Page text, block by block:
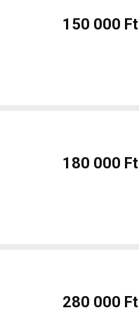
150 000 Ft
180 000 Ft
280 000 Ft